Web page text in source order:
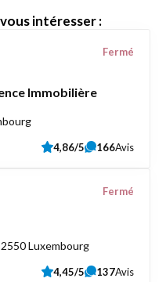
intéresser :
Immobilière
Fermé
4,86/5 166Avis
Luxembourg
Fermé
4,45/5 137Avis